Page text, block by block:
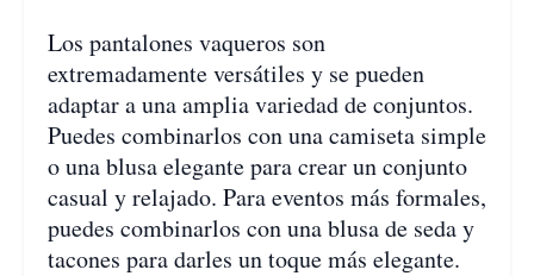
Los pantalones vaqueros son
extremadamente versátiles y se pueden
adaptar a una amplia variedad de conjuntos.
Puedes combinarlos con una camiseta simple
o una blusa elegante para crear un conjunto
casual y relajado. Para eventos más formales,
puedes combinarlos con una blusa de seda y
tacones para darles un toque más elegante.